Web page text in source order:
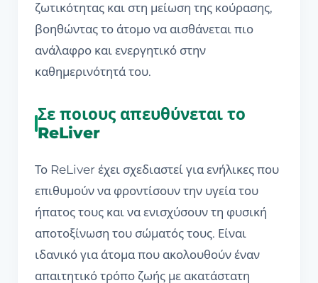
ζωτικότητας και στη μείωση της κούρασης,
βοηθώντας το άτομο να αισθάνεται πιο
ανάλαφρο και ενεργητικό στην
καθημερινότητά του.
Σε ποιους απευθύνεται το
ReLiver
Το ReLiver έχει σχεδιαστεί για ενήλικες που
επιθυμούν να φροντίσουν την υγεία του
ήπατος τους και να ενισχύσουν τη φυσική
αποτοξίνωση του σώματός τους. Είναι
ιδανικό για άτομα που ακολουθούν έναν
απαιτητικό τρόπο ζωής με ακατάστατη